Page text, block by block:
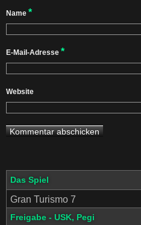
Name *
E-Mail-Adresse *
Website
Das Spiel
Gran Turismo 7
Freigabe - USK, Pegi